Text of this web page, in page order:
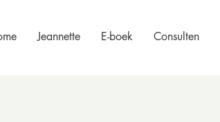
Jeannette E-boek Consulten